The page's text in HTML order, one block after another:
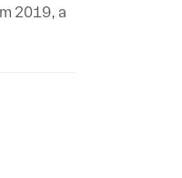
2019, a